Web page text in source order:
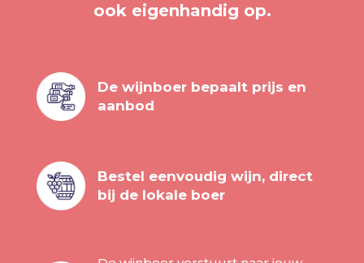
ook eigenhandig op.
De wijnboer bepaalt prijs en
aanbod
Bestel eenvoudig wijn, direct
bij de lokale boer